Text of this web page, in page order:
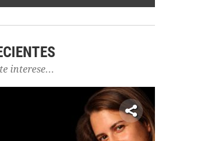
interese...